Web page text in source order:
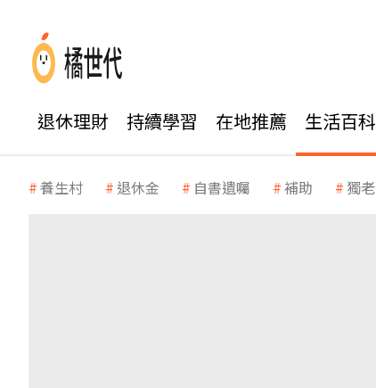
退休理財 持續學習 在地推薦 生活百科
養生村 退休金 自書遺囑 補助 獨老